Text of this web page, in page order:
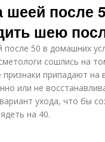
шеей после
шею
после 50 в домашних
сошлись на
припадают на
или не
ухода, что бы
на 40.